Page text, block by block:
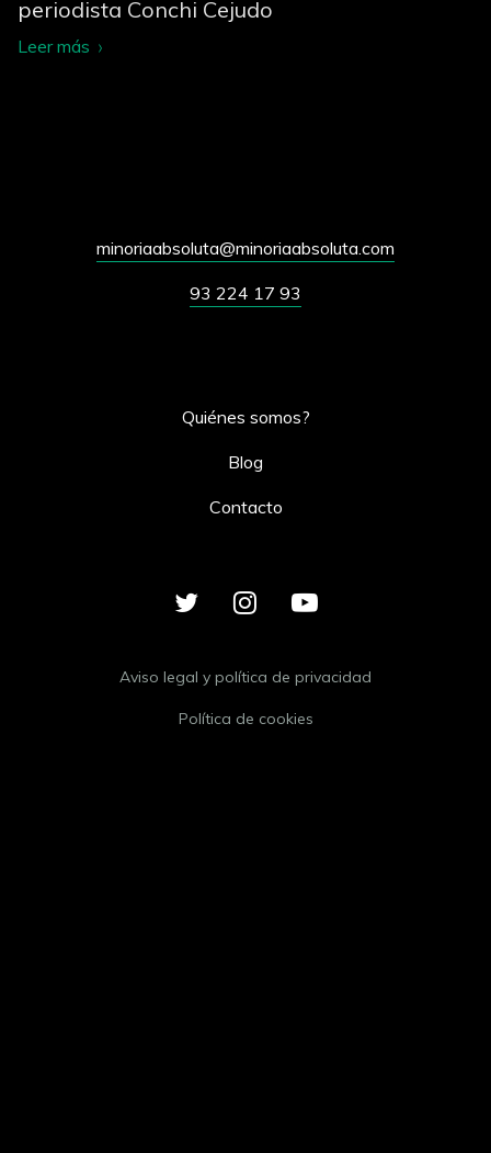
periodista Conchi Cejudo
Leer más
minoriaabsoluta@minoriaabsoluta.com
93 224 17 93
Quiénes somos?
Blog
Contacto
Aviso legal y política de privacidad
Política de cookies